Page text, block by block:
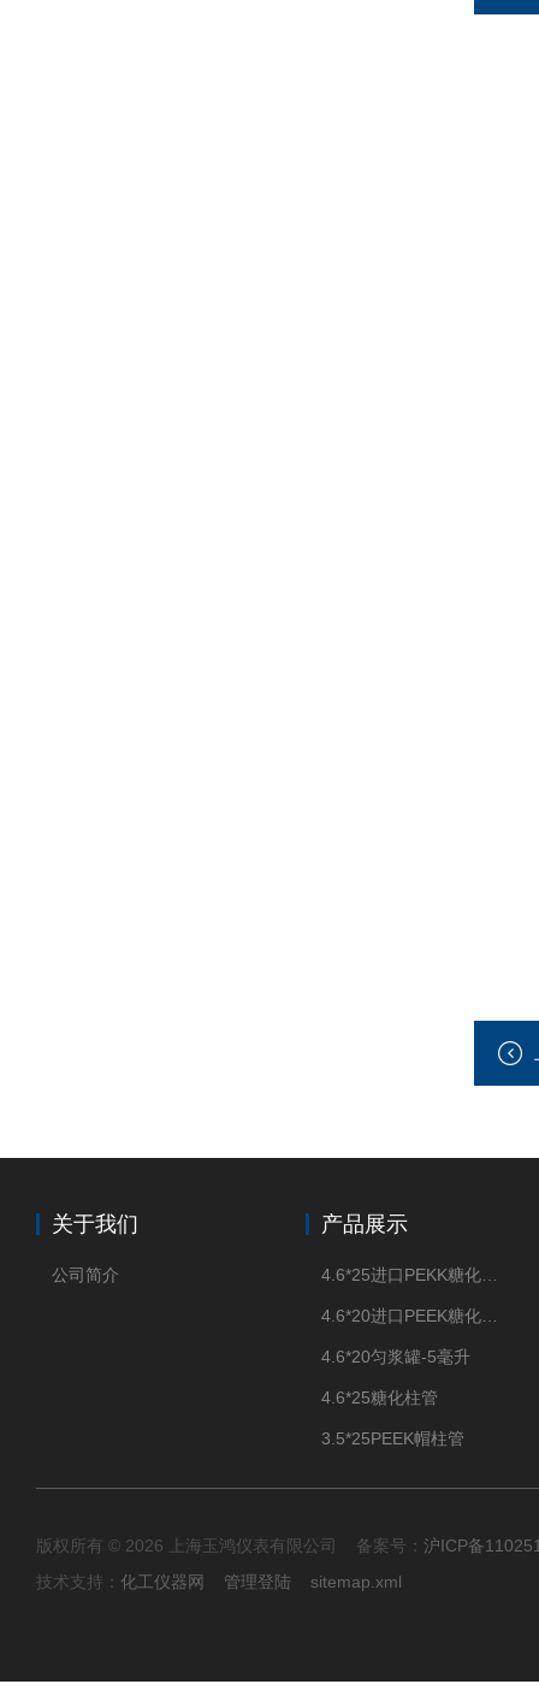
关于我们
公司简介
产品展示
4.6*20匀浆罐-5毫升
4.6*25糖化柱管
3.5*25PEEK帽柱管
版权所有 © 2026 上海玉鸿仪表有限公司 备案号： 沪ICP备
技术支持： 化工仪器网 管理登陆 sitemap.xml